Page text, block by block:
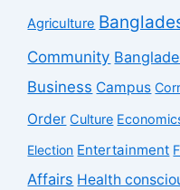
Agriculture
Community
Business Campus
Order Culture
Election Entertainment
Affairs Health